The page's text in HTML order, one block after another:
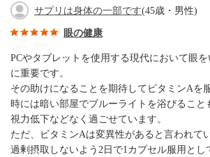
サプリは身体の一部です(45歳・男性)
眼の健康
PCやタブレットを使用する現代において眼
に重要です。
その助けになることを期待してビタミンAを
時には暗い部屋でブルーライトを浴びること
視力低下などなく過ごせています。
ただ、ビタミンAは変異性があると言われて
過剰摂取しないよう2日で1カプセル服用とし